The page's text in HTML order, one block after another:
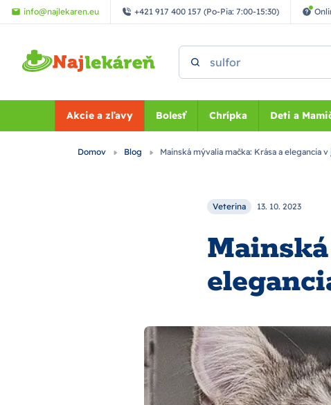
Preskočiť na hlavný obsah
info@najlekaren.eu +421 917 400 157 (Po-Pia: 7:00-15:30)
Akcie a zľavy Bolesť Chrípka Deti a
Domov Blog Mainská mývalia mačka: Krása a elegancia
Veterina 13. 10. 2023